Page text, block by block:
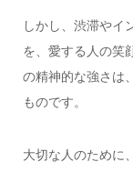
しかし、渋滞やイ
を、愛する人の笑
の精神的な強さは
ものです。
大切な人のために